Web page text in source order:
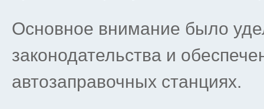
Основное внимание было
законодательства и
автозаправочных станциях.